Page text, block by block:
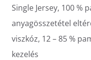
Single Jersey, 100 %
anyagösszetétel
viszkóz, 12 – 85 %
kezelés